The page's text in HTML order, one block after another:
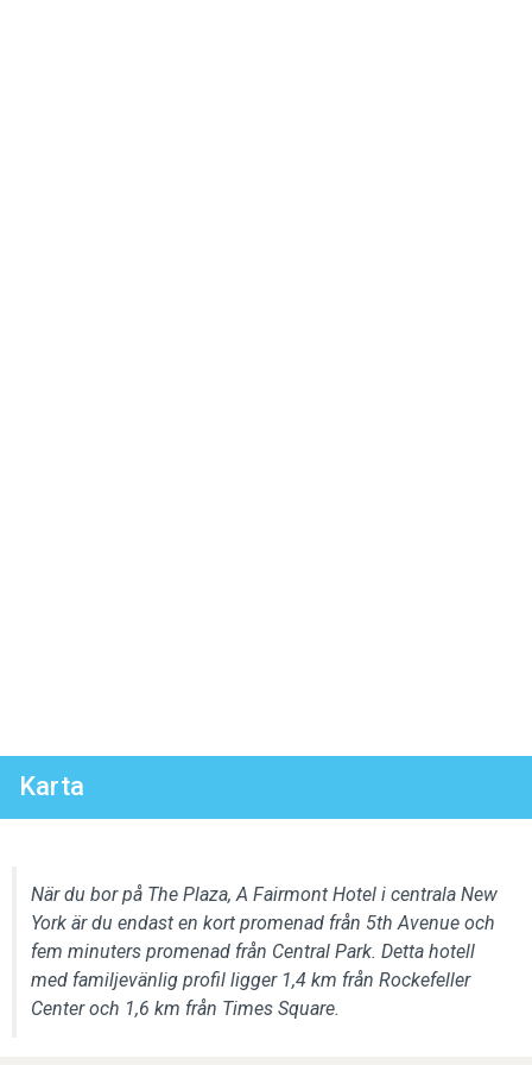
Karta
När du bor på The Plaza, A Fairmont Hotel i centrala New
York är du endast en kort promenad från 5th Avenue och
fem minuters promenad från Central Park. Detta hotell
med familjevänlig profil ligger 1,4 km från Rockefeller
Center och 1,6 km från Times Square.